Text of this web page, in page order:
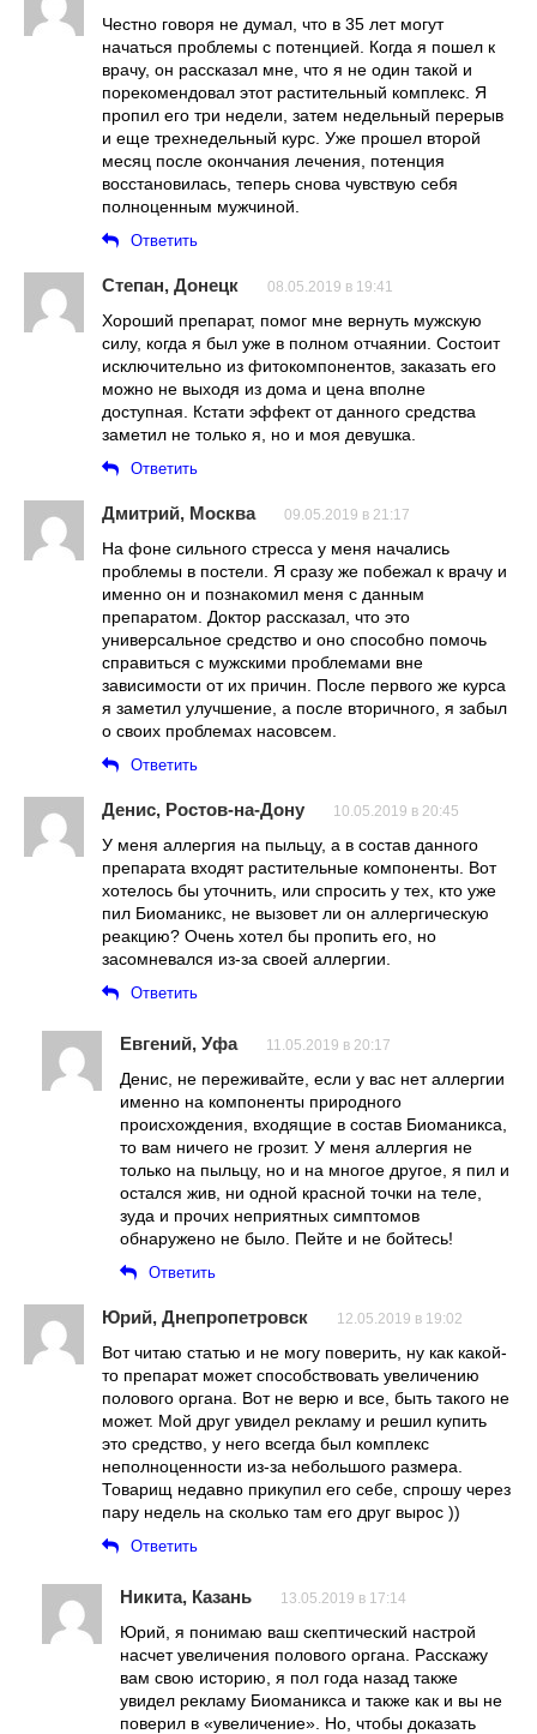
Честно говоря не думал, что в 35 лет могут
начаться проблемы с потенцией. Когда я пошел к
врачу, он рассказал мне, что я не один такой и
порекомендовал этот растительный комплекс. Я
пропил его три недели, затем недельный перерыв
и еще трехнедельный курс. Уже прошел второй
месяц после окончания лечения, потенция
восстановилась, теперь снова чувствую себя
полноценным мужчиной.
Ответить
Степан, Донецк 08.05.2019 в 19:41
Хороший препарат, помог мне вернуть мужскую
силу, когда я был уже в полном отчаянии. Состоит
исключительно из фитокомпонентов, заказать его
можно не выходя из дома и цена вполне
доступная. Кстати эффект от данного средства
заметил не только я, но и моя девушка.
Ответить
Дмитрий, Москва 09.05.2019 в 21:17
На фоне сильного стресса у меня начались
проблемы в постели. Я сразу же побежал к врачу и
именно он и познакомил меня с данным
препаратом. Доктор рассказал, что это
универсальное средство и оно способно помочь
справиться с мужскими проблемами вне
зависимости от их причин. После первого же курса
я заметил улучшение, а после вторичного, я забыл
о своих проблемах насовсем.
Ответить
Денис, Ростов-на-Дону 10.05.2019 в 20:45
У меня аллергия на пыльцу, а в состав данного
препарата входят растительные компоненты. Вот
хотелось бы уточнить, или спросить у тех, кто уже
пил Биоманикс, не вызовет ли он аллергическую
реакцию? Очень хотел бы пропить его, но
засомневался из-за своей аллергии.
Ответить
Евгений, Уфа 11.05.2019 в 20:17
Денис, не переживайте, если у вас нет аллергии
именно на компоненты природного
происхождения, входящие в состав Биоманикса,
то вам ничего не грозит. У меня аллергия не
только на пыльцу, но и на многое другое, я пил и
остался жив, ни одной красной точки на теле,
зуда и прочих неприятных симптомов
обнаружено не было. Пейте и не бойтесь!
Ответить
Юрий, Днепропетровск 12.05.2019 в 19:02
Вот читаю статью и не могу поверить, ну как какой-
то препарат может способствовать увеличению
полового органа. Вот не верю и все, быть такого не
может. Мой друг увидел рекламу и решил купить
это средство, у него всегда был комплекс
неполноценности из-за небольшого размера.
Товарищ недавно прикупил его себе, спрошу через
пару недель на сколько там его друг вырос ))
Ответить
Никита, Казань 13.05.2019 в 17:14
Юрий, я понимаю ваш скептический настрой
насчет увеличения полового органа. Расскажу
вам свою историю, я пол года назад также
увидел рекламу Биоманикса и также как и вы не
поверил в «увеличение». Но, чтобы доказать